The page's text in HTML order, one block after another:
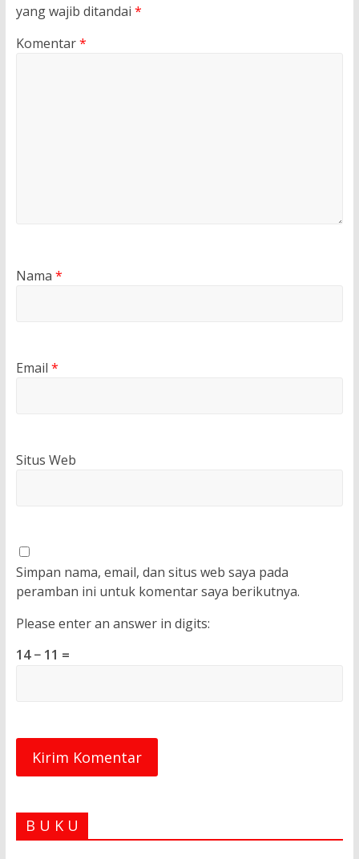
yang wajib ditandai *
Komentar*
Nama *
Email *
Situs Web
Simpan nama, email, dan situs web saya pada
peramban ini untuk komentar saya berikutnya.
Please enter an answer in digits:
14 − 11 =
B U K U